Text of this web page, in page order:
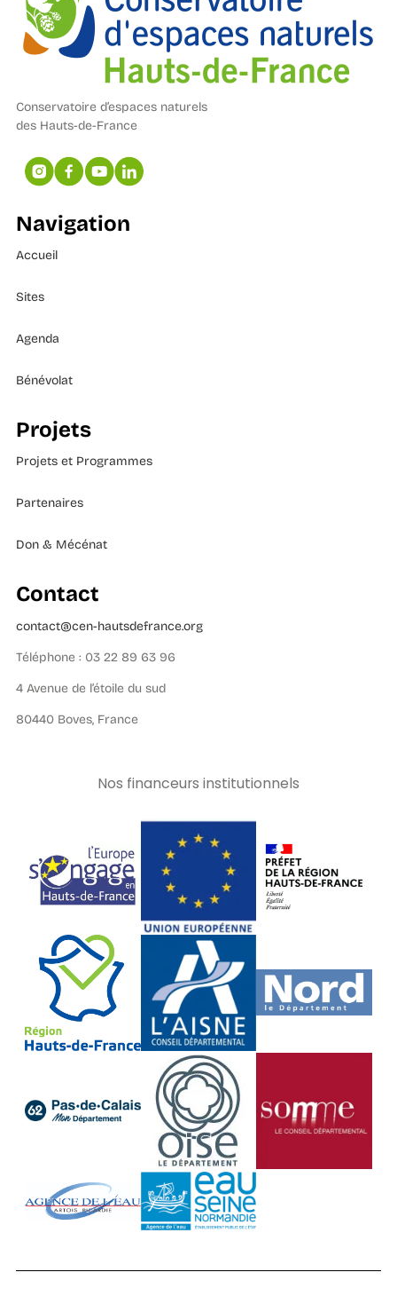
Conservatoire d’espaces naturels
des Hauts-de-France
Navigation
Accueil
Sites
Agenda
Bénévolat
Projets
Projets et Programmes
Partenaires
Don & Mécénat
Contact
contact@cen-hautsdefrance.org
Téléphone : 03 22 89 63 96
4 Avenue de l’étoile du sud
80440 Boves, France
Nos financeurs institutionnels